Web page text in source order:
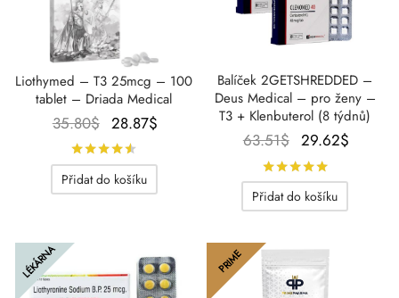
Liothymed – T3 25mcg – 100
tablet – Driada Medical
35.80$ Původní
cena
byla:
35.80$.
28.87$
Přidat do košíku
Balíček 2GETSHREDDED –
Deus Medical – pro ženy –
T3 + Klenbuterol (8 týdnů)
63.51$ Původní
cena
byla:
63.51$.
29.62$
Přidat do košíku
LÉKÁRNA PRIME